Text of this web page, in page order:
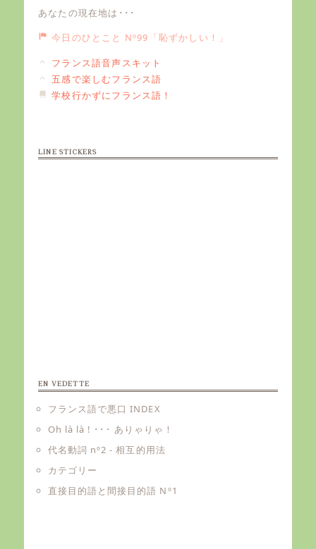
あなたの現在地は･･･
今日のひとこと Nº99「恥ずかしい！」
フランス語音声スキット
五感で楽しむフランス語
学校行かずにフランス語！
LINE STICKERS
EN VEDETTE
フランス語で悪口 INDEX
Oh là là ! ･･･ ありゃりゃ！
代名動詞 nº2 - 相互的用法
カテゴリー
直接目的語と間接目的語 Nº1